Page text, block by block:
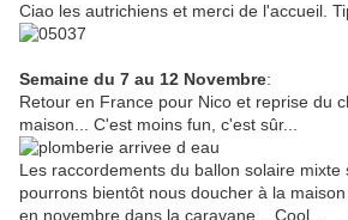
Ciao les autrichiens et merci de l'accueil.
Semaine du 7 au 12 Novembre:
Retour en France pour Nico et reprise du
maison... C'est moins fun, c'est sûr...
Les raccordements du ballon solaire
pourrons bientôt nous doucher à la
en novembre dans la caravane... Cool...